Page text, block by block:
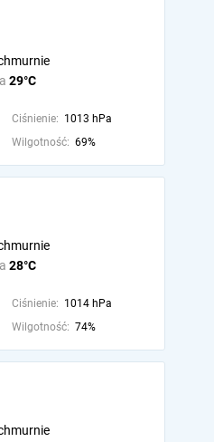
29°C
Ciśnienie: 1013 hPa
Wilgotność: 69%
28°C
Ciśnienie: 1014 hPa
Wilgotność: 74%